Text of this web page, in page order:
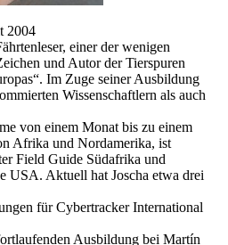
2004
einer der wenigen
und Autor der Tierspuren
Im Zuge seiner Ausbildung
Wissenschaftlern als auch
von einem Monat bis zu einem
Afrika und Nordamerika, ist
Field Guide Südafrika und
USA. Aktuell hat Joscha etwa drei
für Cybertracker International
Ausbildung bei Martín